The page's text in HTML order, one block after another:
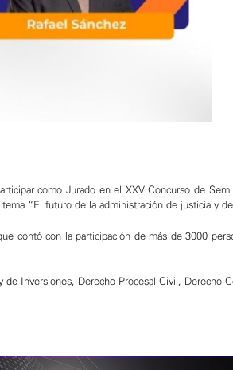
como Jurado en el XXV Concurso de
“El futuro de la administración de justicia y
contó con la participación de más de 3000
Inversiones, Derecho Procesal Civil, Derecho